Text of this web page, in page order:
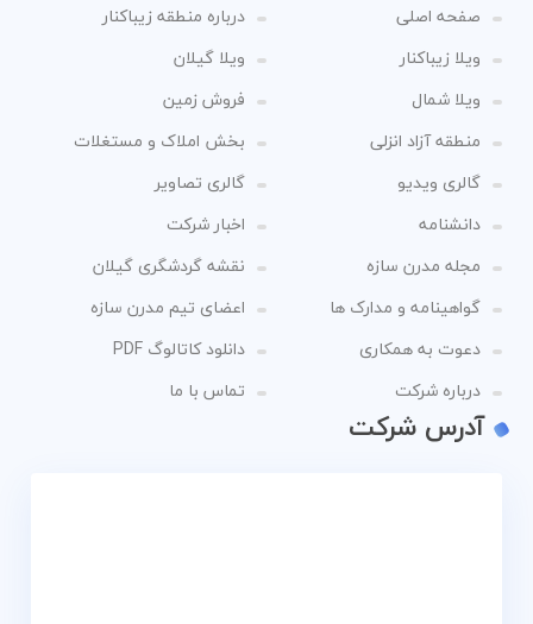
صفحه اصلی
درباره منطقه زیباکنار
ویلا زیباکنار
ویلا گیلان
ویلا شمال
فروش زمین
منطقه آزاد انزلی
بخش املاک و مستغلات
گالری ویدیو
گالری تصاویر
دانشنامه
اخبار شرکت
مجله مدرن سازه
نقشه گردشگری گیلان
گواهینامه و مدارک ها
اعضای تیم مدرن سازه
دعوت به همکاری
دانلود کاتالوگ PDF
درباره شرکت
تماس با ما
آدرس شرکت